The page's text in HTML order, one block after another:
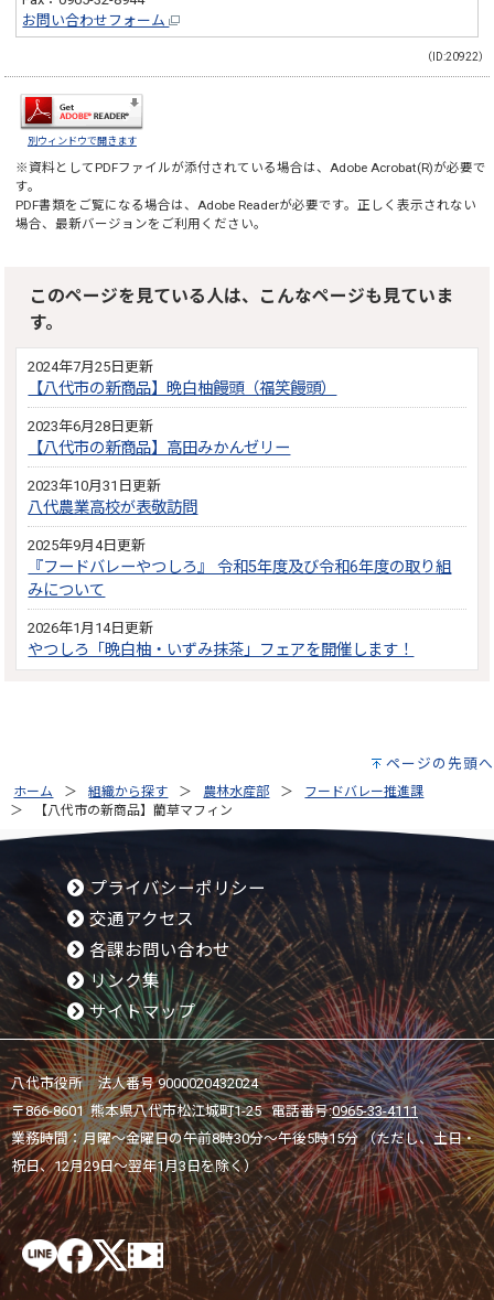
お問い合わせフォーム
（ID:20922）
別ウィンドウで開きます
※資料としてPDFファイルが添付されている場合は、 Adobe Acrobat(R)が必要で
す。
PDF書類をご覧になる場合は、 Adobe Readerが必要です。正しく表示されない
場合、最新バージョンをご利用ください。
このページを見ている人は、こんなページも見ていま
す。
2024年7月25日更新
【八代市の新商品】晩白柚饅頭（福笑饅頭）
2023年6月28日更新
【八代市の新商品】高田みかんゼリー
2023年10月31日更新
八代農業高校が表敬訪問
2025年9月4日更新
『フードバレーやつしろ』 令和5年度及び令和6年度の取り組
みについて
2026年1月14日更新
やつしろ「晩白柚・いずみ抹茶」フェアを開催します！
ページの先頭へ
ホーム 組織から探す 農林水産部
フードバレー推進課
【八代市の新商品】藺草マフィン
プライバシーポリシー
交通アクセス
各課お問い合わせ
リンク集
サイトマップ
八代市役所 法人番号 9000020432024
〒866-8601 熊本県八代市松江城町1-25 電話番号:0965-33-4111
業務時間：月曜～金曜日の午前8時30分～午後5時15分 （ただし、土日・
祝日、12月29日～翌年1月3日を除く）